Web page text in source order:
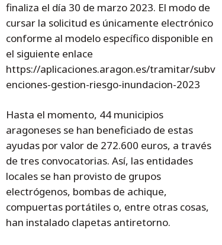
finaliza el día 30 de marzo 2023. El modo de
cursar la solicitud es únicamente electrónico
conforme al modelo específico disponible en
el siguiente enlace
https://aplicaciones.aragon.es/tramitar/subv
enciones-gestion-riesgo-inundacion-2023
Hasta el momento, 44 municipios
aragoneses se han beneficiado de estas
ayudas por valor de 272.600 euros, a través
de tres convocatorias. Así, las entidades
locales se han provisto de grupos
electrógenos, bombas de achique,
compuertas portátiles o, entre otras cosas,
han instalado clapetas antiretorno.